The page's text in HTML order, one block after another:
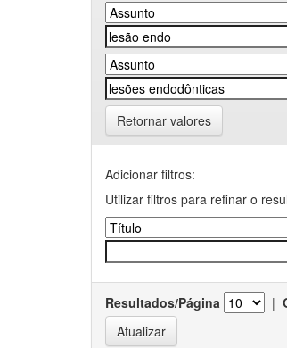
Retornar valores
Adicionar filtros:
Utilizar filtros para refinar o
Resultados/Página |